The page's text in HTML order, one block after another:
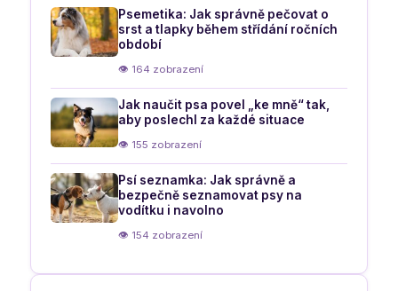
Psemetika: Jak správně pečovat o
srst a tlapky během střídání ročních
období
👁 164 zobrazení
Jak naučit psa povel „ke mně“ tak,
aby poslechl za každé situace
👁 155 zobrazení
Psí seznamka: Jak správně a
bezpečně seznamovat psy na
vodítku i navolno
👁 154 zobrazení